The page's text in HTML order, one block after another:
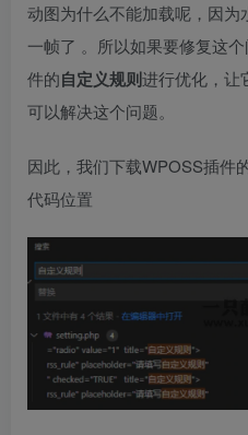
动图为什么不能加载呢，因
一帧了 。所以如果要修复这
件的自定义规则进行优化，让
可以解决这个问题。
因此，我们下载WPOSS插件
代码位置